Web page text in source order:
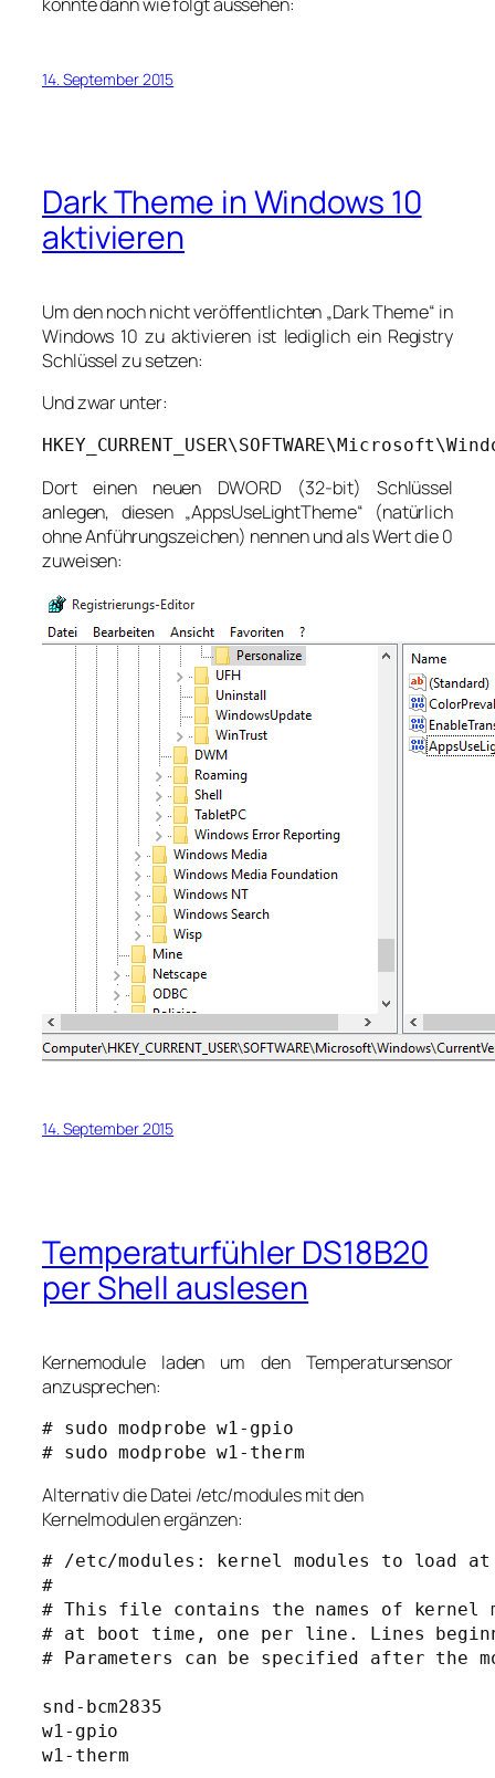
könnte dann wie folgt aussehen:
14. September 2015
Dark Theme in Windows 10
aktivieren
Um den noch nicht veröffentlichten „Dark Theme“ in
Windows 10 zu aktivieren ist lediglich ein Registry
Schlüssel zu setzen:
Und zwar unter:
Dort einen neuen DWORD (32-bit) Schlüssel
anlegen, diesen „AppsUseLightTheme“ (natürlich
ohne Anführungszeichen) nennen und als Wert die 0
zuweisen:
14. September 2015
Temperaturfühler DS18B20
per Shell auslesen
Kernemodule laden um den Temperatursensor
anzusprechen:
# sudo modprobe w1-gpio
# sudo modprobe w1-therm
Alternativ die Datei /etc/modules mit den
Kernelmodulen ergänzen:
# /etc/modules: kernel modules to load
#
# This file contains the names of kernel
# at boot time, one per line. Lines
# Parameters can be specified after the
snd-bcm2835
w1-gpio
w1-therm